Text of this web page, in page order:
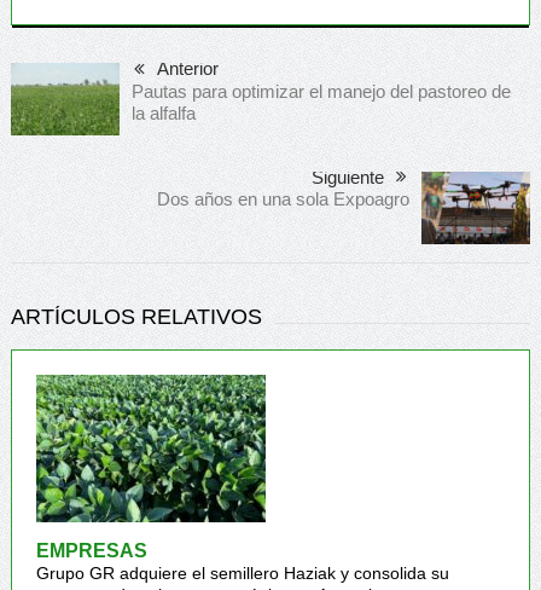
Anterior
Pautas para optimizar el manejo del pastoreo de
la alfalfa
Siguiente
Dos años en una sola Expoagro
ARTÍCULOS RELATIVOS
EMPRESAS
Grupo GR adquiere el semillero Haziak y consolida su